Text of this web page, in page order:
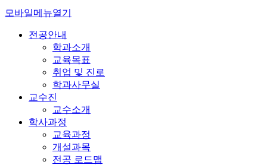
모바일메뉴열기
전공안내
학과소개
교육목표
취업 및 진로
학과사무실
교수진
교수소개
학사과정
교육과정
개설과목
전공 로드맵